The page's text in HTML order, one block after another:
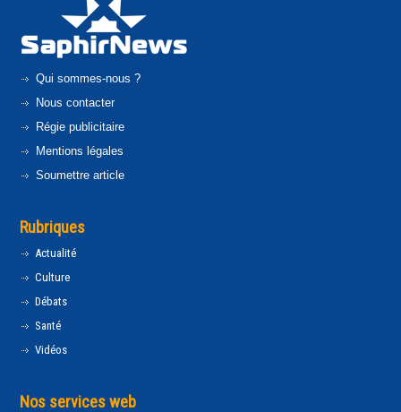
Qui sommes-nous ?
Nous contacter
Régie publicitaire
Mentions légales
Soumettre article
Rubriques
Actualité
Culture
Débats
Santé
Vidéos
Nos services web